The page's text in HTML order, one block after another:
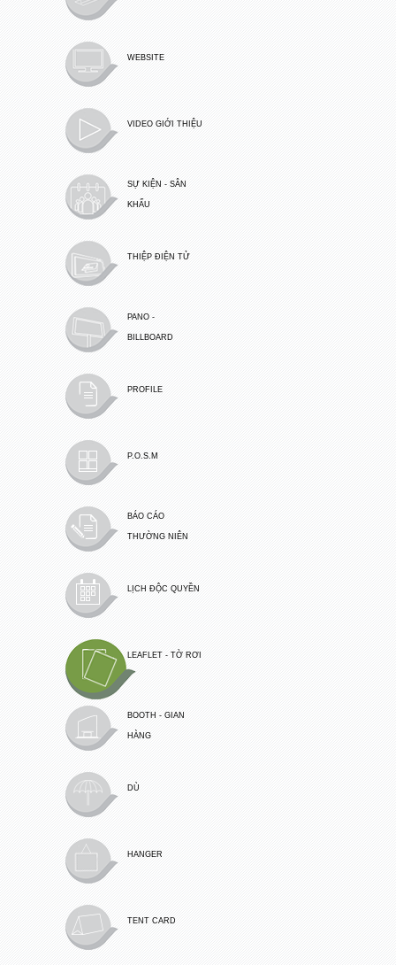
WEBSITE
VIDEO GIỚI THIỆU
SỰ KIỆN - SÂN
KHẤU
THIỆP ĐIỆN TỬ
PANO -
BILLBOARD
PROFILE
P.O.S.M
BÁO CÁO
THƯỜNG NIÊN
LỊCH ĐỘC QUYỀN
LEAFLET - TỜ RƠI
BOOTH - GIAN
HÀNG
DÙ
HANGER
TENT CARD